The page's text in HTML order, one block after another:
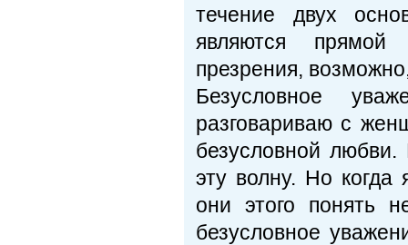
течение двух
являются прямой
презрения,
Безусловное
разговариваю с
безусловной
эту волну. Но
они этого понять
безусловное